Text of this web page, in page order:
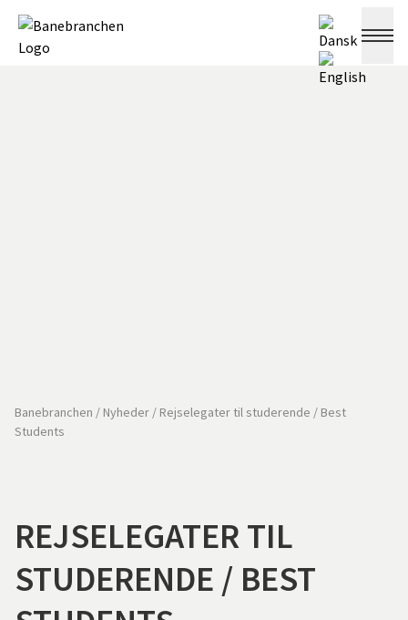
Banebranchen / Nyheder / Rejselegater til studerende / Best
Students
REJSELEGATER TIL
STUDERENDE / BEST